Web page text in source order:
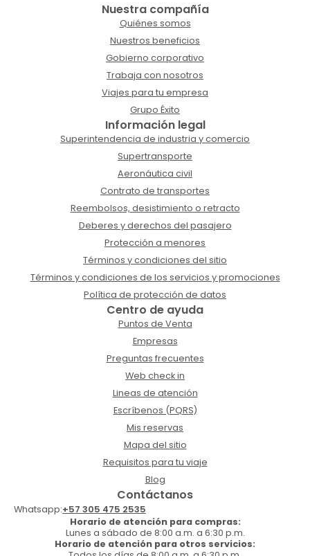
Nuestra compañía
Quiénes somos
Nuestros beneficios
Gobierno corporativo
Trabaja con nosotros
Viajes para tu empresa
Grupo Éxito
Información legal
Superintendencia de industria y comercio
Supertransporte
Aeronáutica civil
Contrato de transportes
Reembolsos, desistimiento o retracto
Deberes y derechos del pasajero
Protección a menores
Términos y condiciones del sitio
Términos y condiciones de los servicios y promociones
Política de protección de datos
Centro de ayuda
Puntos de Venta
Empresas
Preguntas frecuentes
Web check in
Lineas de atención
Escríbenos (PQRS)
Mis reservas
Mapa del sitio
Requisitos para tu viaje
Blog
Contáctanos
Whatsapp:+57 305 475 2535
Horario de atención para compras:
Lunes a sábado de 8:00 a.m. a 6:30 p.m.
Horario de atención para otros servicios: